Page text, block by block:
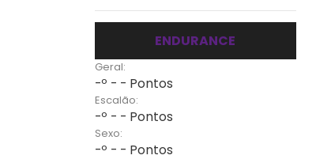
ENDURANCE
Geral:
-º - - Pontos
Escalão:
-º - - Pontos
Sexo:
-º - - Pontos